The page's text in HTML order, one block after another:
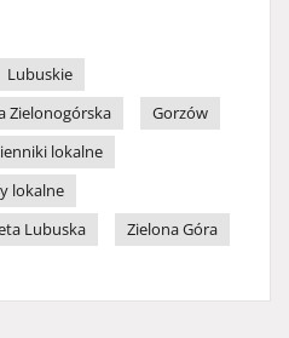
Lubuskie
Zielonogórska
Gorzów
lokalne
lokalne
Lubuska Zielona Góra